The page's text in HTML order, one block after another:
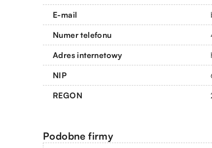
E-mail
Numer telefonu
Adres internetowy
NIP
REGON
Podobne firmy